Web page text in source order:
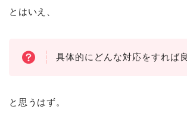
とはいえ、
具体的にどんな対応をすれば
と思うはず。